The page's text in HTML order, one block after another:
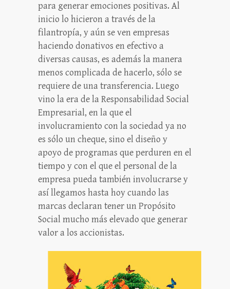
para generar emociones positivas. Al
inicio lo hicieron a través de la
filantropía, y aún se ven empresas
haciendo donativos en efectivo a
diversas causas, es además la manera
menos complicada de hacerlo, sólo se
requiere de una transferencia. Luego
vino la era de la Responsabilidad Social
Empresarial, en la que el
involucramiento con la sociedad ya no
es sólo un cheque, sino el diseño y
apoyo de programas que perduren en el
tiempo y con el que el personal de la
empresa pueda también involucrarse y
así llegamos hasta hoy cuando las
marcas declaran tener un Propósito
Social mucho más elevado que generar
valor a los accionistas.